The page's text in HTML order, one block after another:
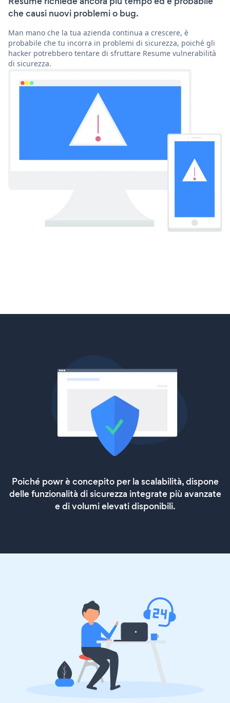
che causi nuovi problemi o bug.
Man mano che la tua azienda continua a crescere, è
probabile che tu incorra in problemi di sicurezza, poiché gli
hacker potrebbero tentare di sfruttare Resume vulnerabilità
di sicurezza.
Poiché powr è concepito per la scalabilità, dispone
delle funzionalità di sicurezza integrate più avanzate
e di volumi elevati disponibili.